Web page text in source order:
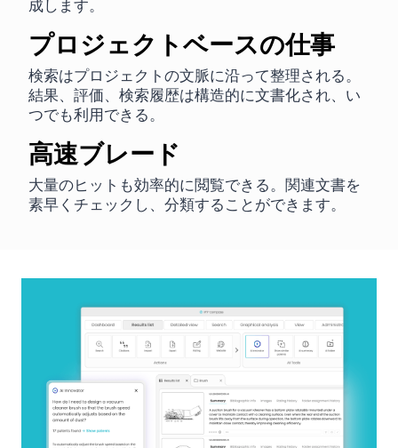
成します。
プロジェクトベースの仕事
検索はプロジェクトの文脈に沿って整理される。
結果、評価、検索履歴は構造的に文書化され、い
つでも利用できる。
高速ブレード
大量のヒットも効率的に閲覧できる。関連文書を
素早くチェックし、分類することができます。